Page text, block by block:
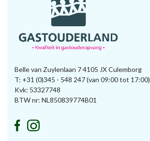
Belle van Zuylenlaan 7 4105 JX Culemborg
T: +31 (0)345 - 548 247(van 09:00 tot 17:00)
Kvk: 53327748
BTW nr: NL850839774B01